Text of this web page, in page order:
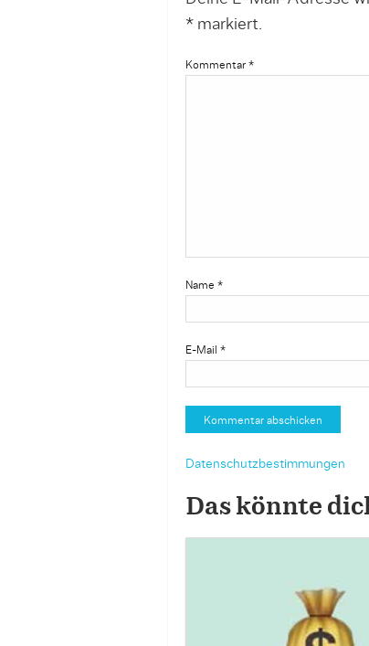
*markiert.
Kommentar *
Name *
E-Mail *
Datenschutzbestimmungen
Das könnte